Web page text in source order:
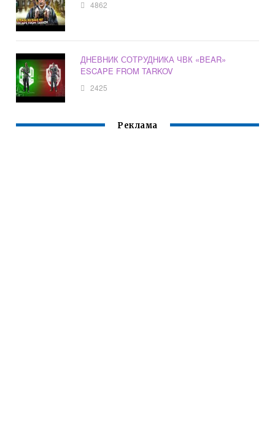
4862
ДНЕВНИК СОТРУДНИКА ЧВК «BEAR»
ESCAPE FROM TARKOV
2425
Реклама